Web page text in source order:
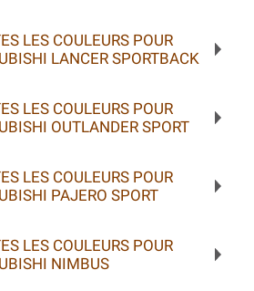
LES COULEURS POUR
LANCER SPORTBACK
LES COULEURS POUR
OUTLANDER SPORT
LES COULEURS POUR
PAJERO SPORT
LES COULEURS POUR
NIMBUS